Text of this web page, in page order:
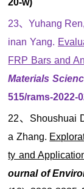
20-w)
23、Yuhang Ren,
inan Yang.
FRP Bars and
Materials
515/rams-2022-
22、Shoushuai
a Zhang.
ty and
ournal of